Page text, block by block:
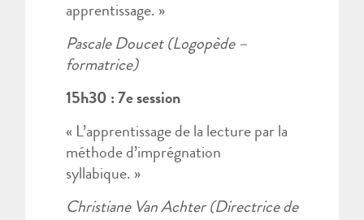
apprentissage. »
Pascale Doucet (Logopède –
formatrice)
15h30 : 7e session
« L’apprentissage de la lecture par la
méthode d’imprégnation
syllabique. »
Christiane Van Achter (Directrice de